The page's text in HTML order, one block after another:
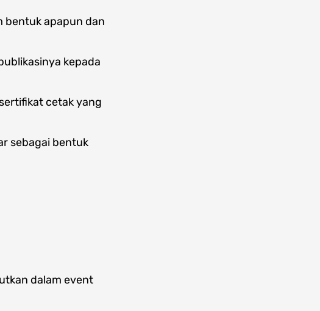
bentuk apapun dan
kepada
cetak yang
sebagai bentuk
dalam event